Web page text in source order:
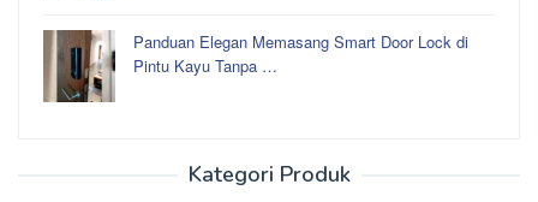
Panduan Elegan Memasang Smart Door Lock di
Pintu Kayu Tanpa …
Kategori Produk